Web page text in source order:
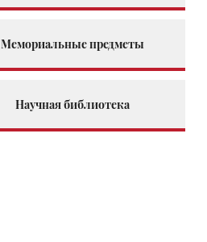
Мемориальные предметы
Научная библиотека